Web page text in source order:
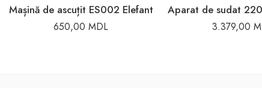
Mașină de ascuțit ES002 Elefant
650,00 MDL 3.379,00